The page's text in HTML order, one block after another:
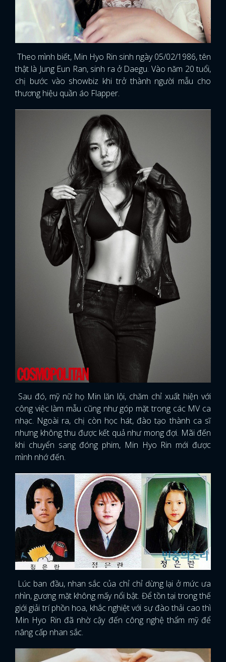
Theo mình biết, Min Hyo Rin sinh ngày 05/02/1986, tên
thật là Jung Eun Ran, sinh ra ở Daegu. Vào năm 20 tuổi,
chị bước vào showbiz khi trở thành người mẫu cho
thương hiệu quần áo Flapper.
Sau đó, mỹ nữ họ Min lăn lội, chăm chỉ xuất hiện với
công việc làm mẫu cũng như góp mặt trong các MV ca
nhạc. Ngoài ra, chị còn học hát, đào tạo thành ca sĩ
nhưng không thu được kết quả như mong đợi. Mãi đến
khi chuyển sang đóng phim, Min Hyo Rin mới được
mình nhớ đến.
Lúc ban đầu, nhan sắc của chỉ chỉ dừng lại ở mức ưa
nhìn, gương mặt không mấy nổi bật. Để tồn tại trong thế
giới giải trí phồn hoa, khắc nghiệt với sự đào thải cao thì
Min Hyo Rin đã nhờ cậy đến công nghệ thẩm mỹ để
nâng cấp nhan sắc.